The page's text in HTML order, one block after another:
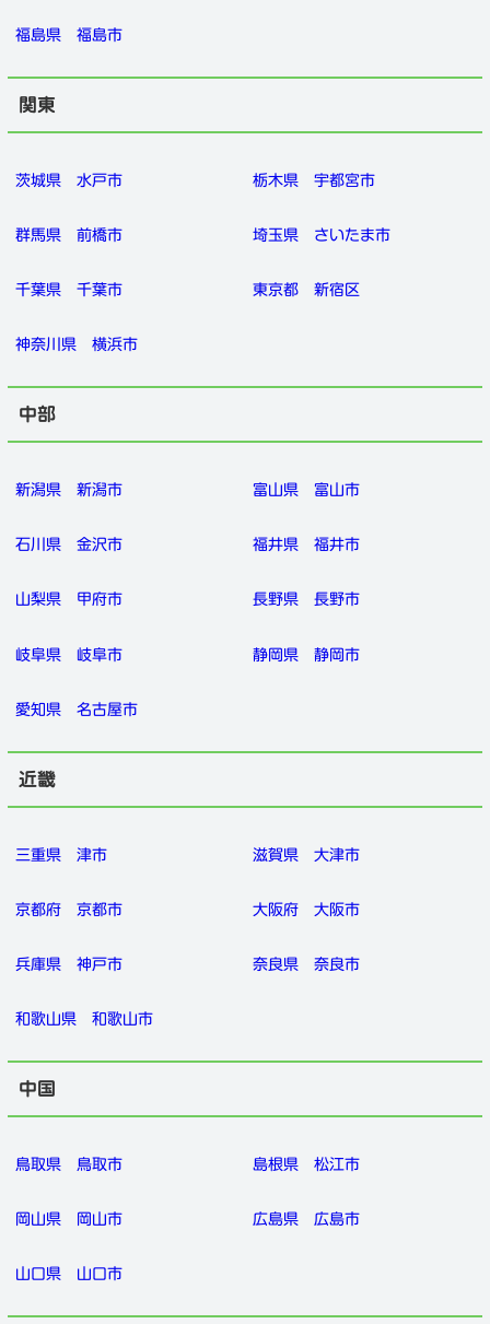
福島県 福島市
関東
茨城県 水戸市 栃木県 宇都宮市
群馬県 前橋市 埼玉県 さいたま市
千葉県 千葉市 東京都 新宿区
神奈川県 横浜市
中部
新潟県 新潟市 富山県 富山市
石川県 金沢市 福井県 福井市
山梨県 甲府市 長野県 長野市
岐阜県 岐阜市 静岡県 静岡市
愛知県 名古屋市
近畿
三重県 津市 滋賀県 大津市
京都府 京都市 大阪府 大阪市
兵庫県 神戸市 奈良県 奈良市
和歌山県 和歌山市
中国
鳥取県 鳥取市 島根県 松江市
岡山県 岡山市 広島県 広島市
山口県 山口市